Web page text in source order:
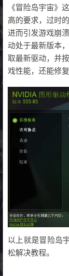
《冒险岛宇宙》
高的要求，过时
进而引发游戏崩
动处于最新版本
取最新驱动，并
戏性能，还能修
以上就是冒险岛
松解决教程。